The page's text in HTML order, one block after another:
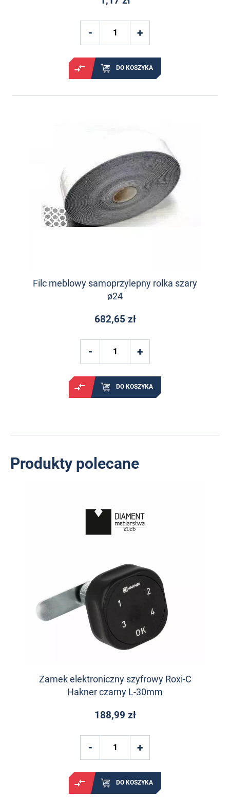
DO KOSZYKA
Filc meblowy samoprzylepny rolka szary
ø24
682,65 zł
DO KOSZYKA
Produkty polecane
Zamek elektroniczny szyfrowy Roxi-C
Hakner czarny L-30mm
188,99 zł
DO KOSZYKA